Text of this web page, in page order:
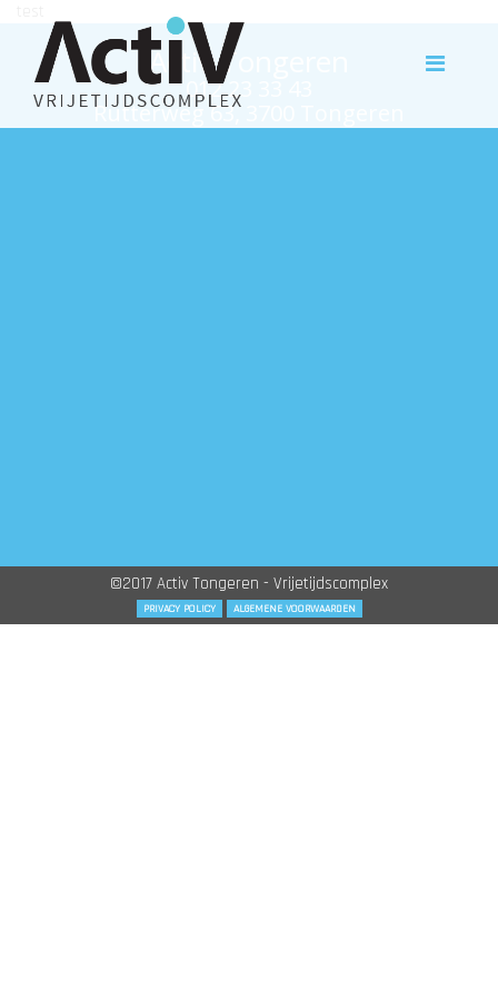
Activ Tongeren
012 23 33 43
Rutterweg 63, 3700 Tongeren
©2017 Activ Tongeren - Vrijetijdscomplex
PRIVACY POLICY ALGEMENE VOORWAARDEN